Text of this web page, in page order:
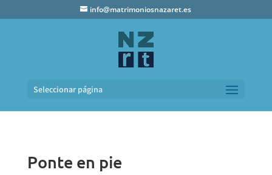
info@matrimoniosnazaret.es
Seleccionar página
Ponte en pie